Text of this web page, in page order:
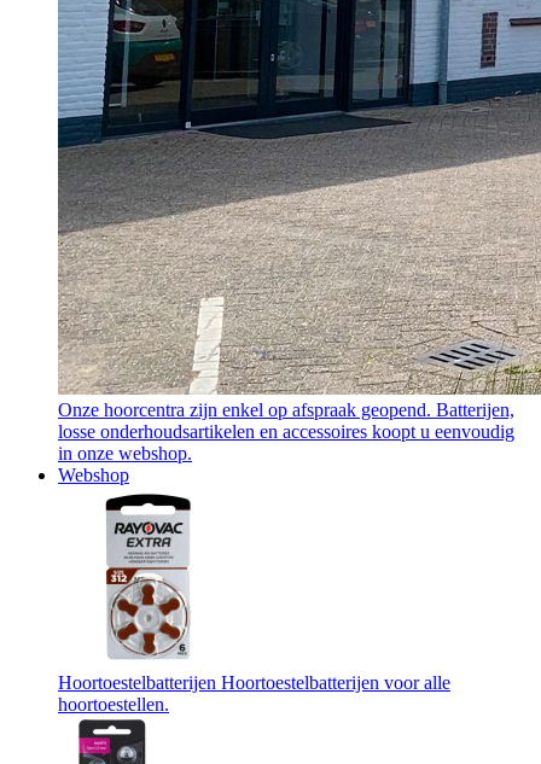
Onze hoorcentra zijn enkel op afspraak geopend. Batterijen,
losse onderhoudsartikelen en accessoires koopt u eenvoudig
in onze webshop.
Webshop
Hoortoestelbatterijen Hoortoestelbatterijen voor alle
hoortoestellen.